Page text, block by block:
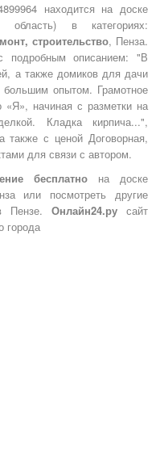
находится на доске
в категориях:
строительство, Пенза.
подробным описанием: "В
а также домиков для дачи
большим опытом. Грамотное
начиная с разметки на
Кладка кирпича...",
также с ценой Договорная,
для связи с автором.
бесплатно на доске
или посмотреть другие
Пензе. Онлайн24.русайт
города